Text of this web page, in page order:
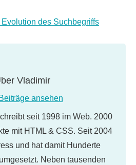
des Suchbegriffs
Vladimir
ansehen
seit 1998 im Web. 2000
mit HTML & CSS. Seit 2004
und hat damit Hunderte
Neben tausenden